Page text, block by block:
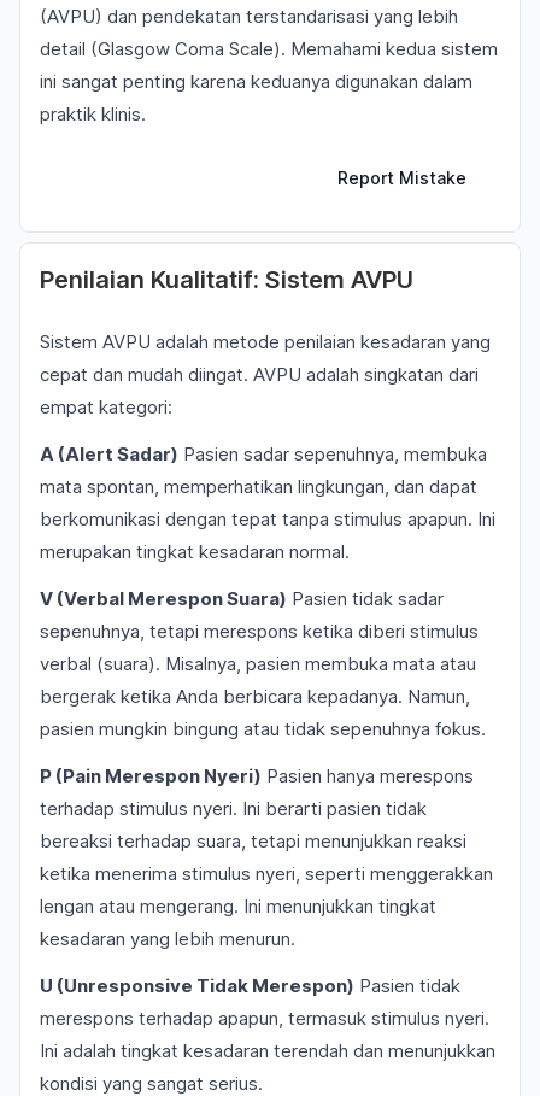
(AVPU) dan pendekatan terstandarisasi yang lebih
detail (Glasgow Coma Scale). Memahami kedua sistem
ini sangat penting karena keduanya digunakan dalam
praktik klinis.
Report Mistake
Penilaian Kualitatif: Sistem AVPU
Sistem AVPU adalah metode penilaian kesadaran yang
cepat dan mudah diingat. AVPU adalah singkatan dari
empat kategori:
A (Alert Sadar) Pasien sadar sepenuhnya, membuka
mata spontan, memperhatikan lingkungan, dan dapat
berkomunikasi dengan tepat tanpa stimulus apapun. Ini
merupakan tingkat kesadaran normal.
V (Verbal Merespon Suara) Pasien tidak sadar
sepenuhnya, tetapi merespons ketika diberi stimulus
verbal (suara). Misalnya, pasien membuka mata atau
bergerak ketika Anda berbicara kepadanya. Namun,
pasien mungkin bingung atau tidak sepenuhnya fokus.
P (Pain Merespon Nyeri) Pasien hanya merespons
terhadap stimulus nyeri. Ini berarti pasien tidak
bereaksi terhadap suara, tetapi menunjukkan reaksi
ketika menerima stimulus nyeri, seperti menggerakkan
lengan atau mengerang. Ini menunjukkan tingkat
kesadaran yang lebih menurun.
U (Unresponsive Tidak Merespon) Pasien tidak
merespons terhadap apapun, termasuk stimulus nyeri.
Ini adalah tingkat kesadaran terendah dan menunjukkan
kondisi yang sangat serius.